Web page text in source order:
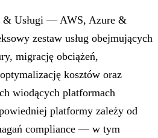
& Usługi — AWS, Azure &
zestaw usług obejmujących
migrację obciążeń,
kosztów oraz
wiodących platformach
platformy zależy od
compliance — w tym